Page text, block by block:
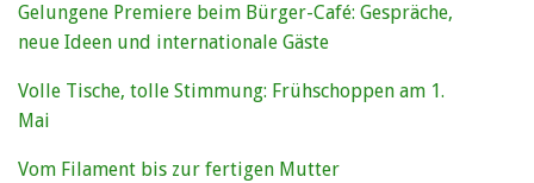
Gelungene Premiere beim Bürger-Café: Gespräche,
neue Ideen und internationale Gäste
Volle Tische, tolle Stimmung: Frühschoppen am 1.
Mai
Vom Filament bis zur fertigen Mutter